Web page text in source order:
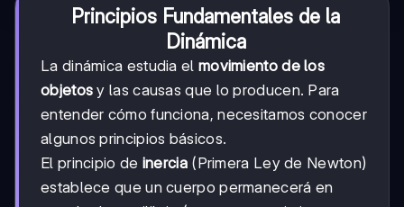
Principios Fundamentales de la
Dinámica
La dinámica estudia el movimiento de los
objetos y las causas que lo producen. Para
entender cómo funciona, necesitamos conocer
algunos principios básicos.
El principio de inercia(Primera Ley de Newton)
establece que un cuerpo permanecerá en